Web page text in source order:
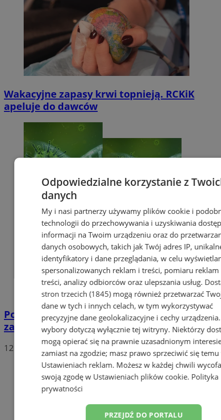
Wakacyjne zapasy krwi topnieją. RCKiK
apeluje do dawców
Potwierdzono pierwszy przypadek
zarażenia koronawirusem w Sosnowcu
12
Odpowiedzialne korzystanie z
danych
My i nasi partnerzy używamy plików cookie i
technologii do przechowywania i uzyskiwania
informacji na Twoim urządzeniu oraz do
danych osobowych, takich jak Twój adres IP,
identyfikatory i dane przeglądania, w celu
spersonalizowanych reklam i treści, pomiaru reklam
treści, analizy odbiorców oraz ulepszania usług.
stron trzecich (1845)mogą również przetwarzać
dane w tych i innych celach, w tym wykorzystywać
precyzyjne dane geolokalizacyjne i cechy
wybory dotyczą wyłącznie tej witryny. Niektórzy
mogą opierać się na prawnie uzasadnionym
zamiast na zgodzie; masz prawo sprzeciwić się temu
Ustawieniach reklam. Możesz w każdej chwili
swoją zgodę w Ustawieniach plików cookie. Polityka
prywatności
PRZEJDŹ DO PORTALU